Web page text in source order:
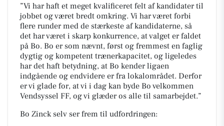
”Vi har haft et meget kvalificeret felt af kandidater til
jobbet og været bredt omkring. Vi har været forbi
flere runder med de stærkeste af kandidaterne, så
det har været i skarp konkurrence, at valget er faldet
på Bo. Bo er som nævnt, først og fremmest en faglig
dygtig og kompetent trænerkapacitet, og ligeledes
har det haft betydning, at Bo kender ligaen
indgående og endvidere er fra lokalområdet. Derfor
er vi glade for, at vi i dag kan byde Bo velkommen
Vendsyssel FF, og vi glæder os alle til samarbejdet.”
Bo Zinck selv ser frem til udfordringen: